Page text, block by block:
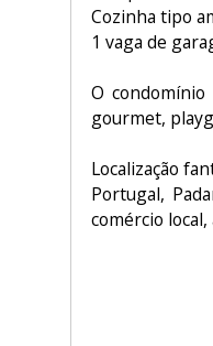
Cozinha tipo
1 vaga de
O
gourmet,
Localização
Portugal,
comércio